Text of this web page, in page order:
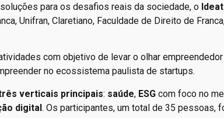
para os desafios reais da sociedade, o
Unifran, Claretiano, Faculdade de Direito de
com objetivo de levar o olhar
no ecossistema paulista de startups.
verticais principais: saúde, ESG com foco no
digital. Os participantes, um total de 35 pessoas,